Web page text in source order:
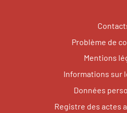
Problème de
Mentions
Informations sur
Données
Registre des actes